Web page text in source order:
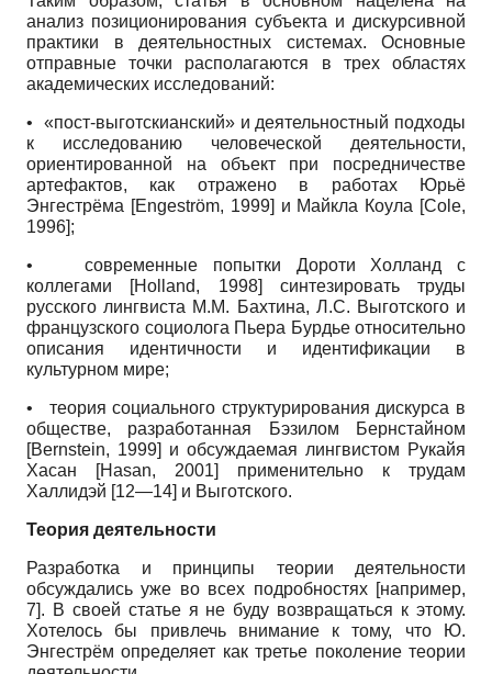
анализ позиционирования субъекта и дискурсивной
практики в деятельностных системах. Основные
отправные точки располагаются в трех областях
академических исследований:
•
«пост-выготскианский» и деятельностный подходы
к исследованию человеческой деятельности,
ориентированной на объект при посредничестве
артефактов, как отражено в работах Юрьё
Энгестрёма
Engeström, 1999] и Майкла Коула [Cole,
1996 ;
•
современные попытки Дороти Холланд с
коллегами
Holland, 1998]
синтезировать труды
русского лингвиста М.М. Бахтина, Л.С. Выготского и
французского социолога Пьера Бурдье относительно
описания идентичности и идентификации в
культурном мире;
•
теория социального структурирования дискурса в
обществе, разработанная Бэзилом Бернстайном
Bernstein, 1999
и обсуждаемая лингвистом Рукайя
Хасан
Hasan, 2001
применительно к трудам
Халлидэй [12—14] и Выгот­ского.
Теория деятельности
Разработка и принципы теории деятельности
обсуждались уже во всех подробностях [например,
7]. В своей статье я не буду возвращаться к этому.
Хотелось бы привлечь внимание к тому, что Ю.
Энгестрём определяет как третье поколение теории